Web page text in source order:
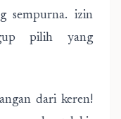
sempurna. izin
pilih yang
dari keren!